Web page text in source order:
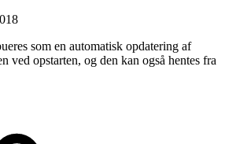
som en automatisk opdatering af
ved opstarten, og den kan også hentes fra